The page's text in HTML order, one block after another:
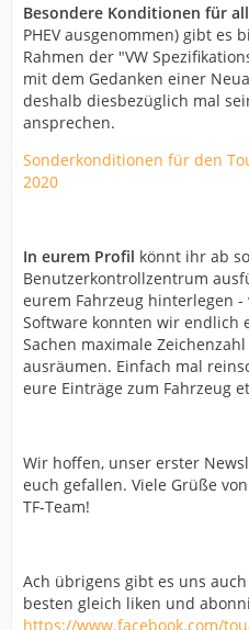
Besondere Konditionen für
PHEV ausgenommen) gibt es
Rahmen der "VW
mit dem Gedanken einer
deshalb diesbezüglich mal
ansprechen.
Sonderkonditionen für den
2020
In eurem Profil könnt ihr ab
Benutzerkontrollzentrum
eurem Fahrzeug hinterlegen
Software konnten wir endlich
Sachen maximale
ausräumen. Einfach mal
eure Einträge zum Fahrzeug
Wir hoffen, unser erster
euch gefallen. Viele Grüße
TF-Team!
Ach übrigens gibt es uns
besten gleich liken und
https://www.facebook.com/